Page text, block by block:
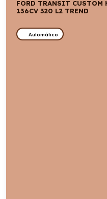
FORD TRANSIT CUSTOM
136CV 320 L2 TREND
Automático